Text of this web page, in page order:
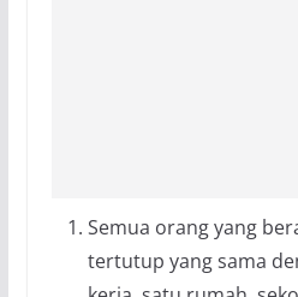
Semua orang yang
tertutup yang sama